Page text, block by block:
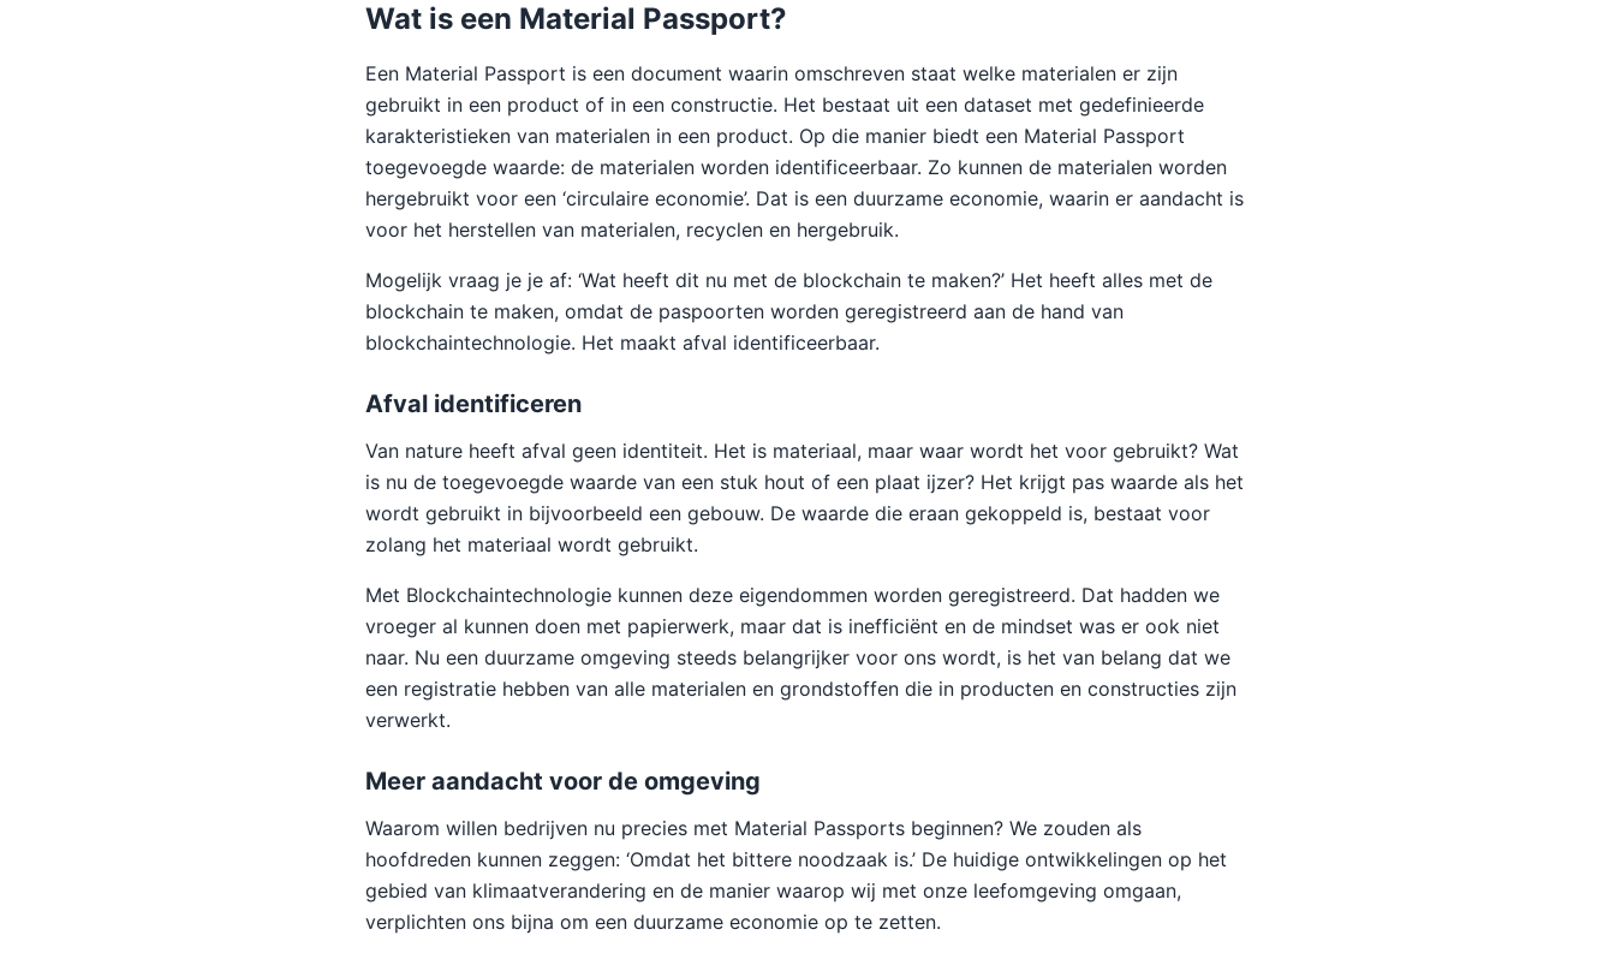
Wat is een Material Passport?
Een Material Passport is een document waarin omschreven staat welke materialen er zijn
gebruikt in een product of in een constructie. Het bestaat uit een dataset met gedefinieerde
karakteristieken van materialen in een product. Op die manier biedt een Material Passport
toegevoegde waarde: de materialen worden identificeerbaar. Zo kunnen de materialen worden
hergebruikt voor een ‘circulaire economie’. Dat is een duurzame economie, waarin er aandacht is
voor het herstellen van materialen, recyclen en hergebruik.
Mogelijk vraag je je af: ‘Wat heeft dit nu met de blockchain te maken?’ Het heeft alles met de
blockchain te maken, omdat de paspoorten worden geregistreerd aan de hand van
blockchaintechnologie. Het maakt afval identificeerbaar.
Afval identificeren
Van nature heeft afval geen identiteit. Het is materiaal, maar waar wordt het voor gebruikt? Wat
is nu de toegevoegde waarde van een stuk hout of een plaat ijzer? Het krijgt pas waarde als het
wordt gebruikt in bijvoorbeeld een gebouw. De waarde die eraan gekoppeld is, bestaat voor
zolang het materiaal wordt gebruikt.
Met Blockchaintechnologie kunnen deze eigendommen worden geregistreerd. Dat hadden we
vroeger al kunnen doen met papierwerk, maar dat is inefficiënt en de mindset was er ook niet
naar. Nu een duurzame omgeving steeds belangrijker voor ons wordt, is het van belang dat we
een registratie hebben van alle materialen en grondstoffen die in producten en constructies zijn
verwerkt.
Meer aandacht voor de omgeving
Waarom willen bedrijven nu precies met Material Passports beginnen? We zouden als
hoofdreden kunnen zeggen: ‘Omdat het bittere noodzaak is.’ De huidige ontwikkelingen op het
gebied van klimaatverandering en de manier waarop wij met onze leefomgeving omgaan,
verplichten ons bijna om een duurzame economie op te zetten.